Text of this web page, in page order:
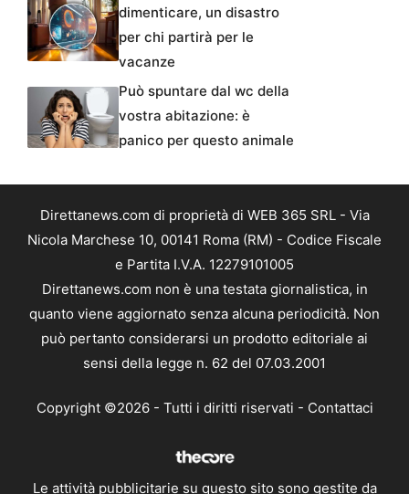
dimenticare, un disastro
per chi partirà per le
vacanze
Può spuntare dal wc della
vostra abitazione: è
panico per questo animale
Direttanews.com di proprietà di WEB 365 SRL - Via
Nicola Marchese 10, 00141 Roma (RM) - Codice Fiscale
e Partita I.V.A. 12279101005
Direttanews.com non è una testata giornalistica, in
quanto viene aggiornato senza alcuna periodicità. Non
può pertanto considerarsi un prodotto editoriale ai
sensi della legge n. 62 del 07.03.2001
Copyright ©2026 - Tutti i diritti riservati - Contattaci
Le attività pubblicitarie su questo sito sono gestite da